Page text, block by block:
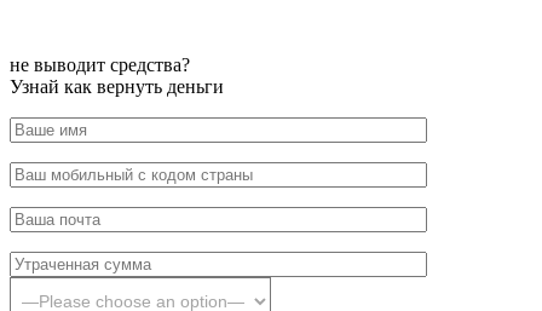
не выводит средства?
Узнай как вернуть деньги